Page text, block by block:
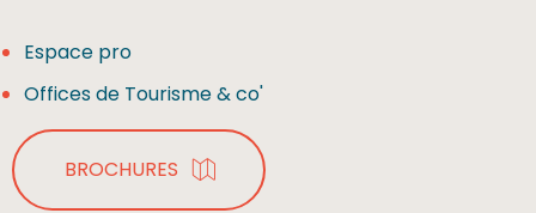
Espace pro
Offices de Tourisme & co'
BROCHURES